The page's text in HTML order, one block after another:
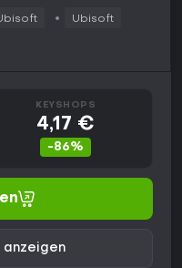
Ubisoft
KEYSHOPS
4,17 €
-86%
anzeigen